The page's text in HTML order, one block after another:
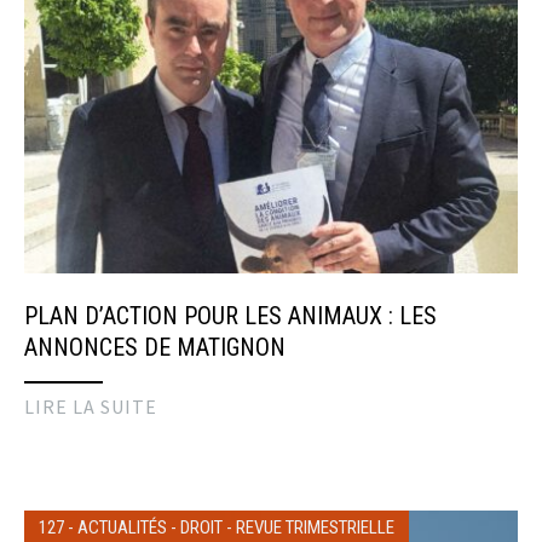
PLAN D’ACTION POUR LES ANIMAUX : LES
ANNONCES DE MATIGNON
LIRE LA SUITE
127 - ACTUALITÉS - DROIT - REVUE TRIMESTRIELLE